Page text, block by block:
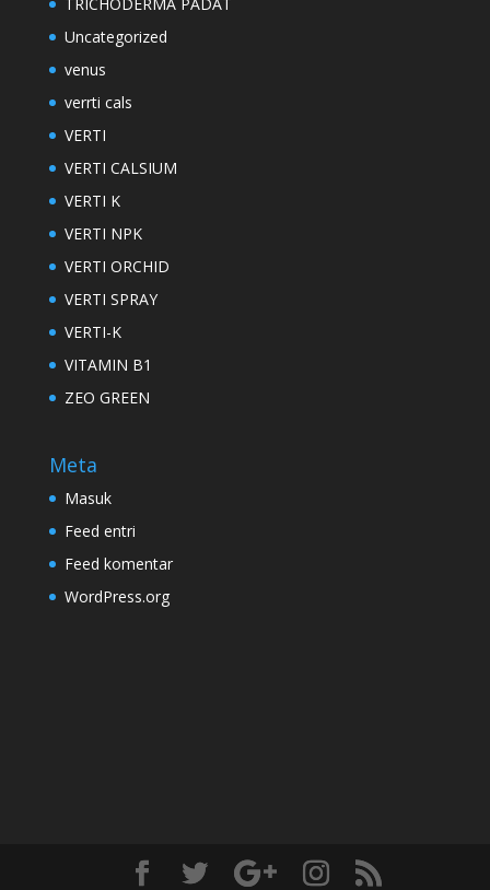
Uncategorized
venus
verrti cals
VERTI
VERTI CALSIUM
VERTI K
VERTI NPK
VERTI ORCHID
VERTI SPRAY
VERTI-K
VITAMIN B1
ZEO GREEN
Meta
Masuk
Feed entri
Feed komentar
WordPress.org